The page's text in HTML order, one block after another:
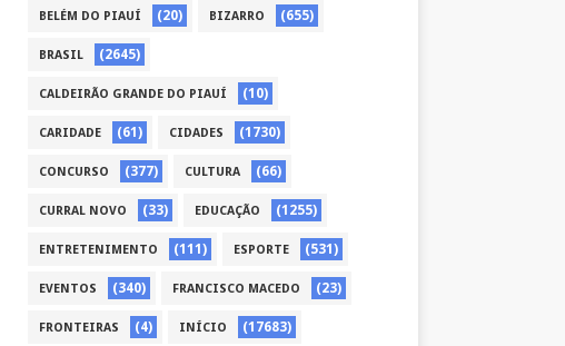
BELÉM DO PIAUÍ (20) BIZARRO (655)
BRASIL (2645)
CALDEIRÃO GRANDE DO PIAUÍ (10)
CARIDADE (61) CIDADES (1730)
CONCURSO (377) CULTURA (66)
CURRAL NOVO (33) EDUCAÇÃO (1255)
ENTRETENIMENTO (111) ESPORTE (531)
EVENTOS (340) FRANCISCO MACEDO (23)
FRONTEIRAS (4) INÍCIO (17683)